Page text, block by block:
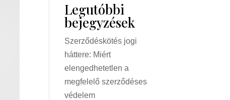
Legutóbbi
bejegyzések
Szerződéskötés jogi
háttere: Miért
elengedhetetlen a
megfelelő szerződéses
védelem